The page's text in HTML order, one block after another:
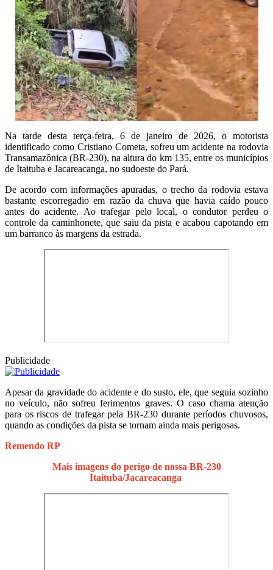
Na tarde desta terça-feira, 6 de janeiro de 2026, o motorista
identificado como Cristiano Cometa, sofreu um acidente na rodovia
Transamazônica (BR-230), na altura do km 135, entre os municípios
de Itaituba e Jacareacanga, no sudoeste do Pará.
De acordo com informações apuradas, o trecho da rodovia estava
bastante escorregadio em razão da chuva que havia caído pouco
antes do acidente. Ao trafegar pelo local, o condutor perdeu o
controle da caminhonete, que saiu da pista e acabou capotando em
um barranco às margens da estrada.
Publicidade
Apesar da gravidade do acidente e do susto, ele, que seguia sozinho
no veículo, não sofreu ferimentos graves. O caso chama atenção
para os riscos de trafegar pela BR-230 durante períodos chuvosos,
quando as condições da pista se tornam ainda mais perigosas.
Remendo RP
Mais imagens do perigo de nossa BR-230
Itaituba/Jacareacanga